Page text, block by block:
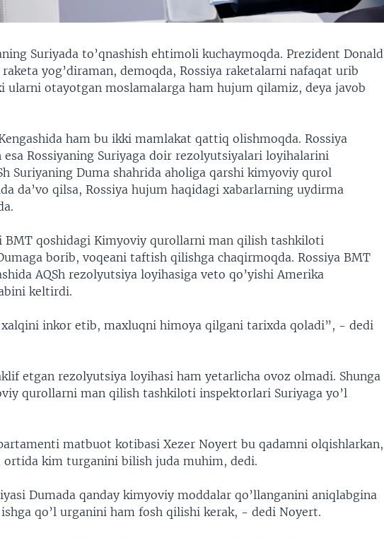
Suriyada to’qnashish ehtimoli kuchaymoqda. Prezident Donald
yog’diraman, demoqda, Rossiya raketalarni nafaqat urib
ularni otayotgan moslamalarga ham hujum qilamiz, deya javob
ham bu ikki mamlakat qattiq olishmoqda. Rossiya
esa Rossiyaning Suriyaga doir rezolyutsiyalari loyihalarini
Suriyaning Duma shahrida aholiga qarshi kimyoviy qurol
da’vo qilsa, Rossiya hujum haqidagi xabarlarning uydirma
BMT qoshidagi Kimyoviy qurollarni man qilish tashkiloti
borib, voqeani taftish qilishga chaqirmoqda. Rossiya BMT
AQSh rezolyutsiya loyihasiga veto qo’yishi Amerika
keltirdi.
xalqini inkor etib, maxluqni himoya qilgani tarixda qoladi”, - dedi
etgan rezolyutsiya loyihasi ham yetarlicha ovoz olmadi. Shunga
qurollarni man qilish tashkiloti inspektorlari Suriyaga yo’l
matbuot kotibasi Xezer Noyert bu qadamni olqishlarkan,
kim turganini bilish juda muhim, dedi.
Dumada qanday kimyoviy moddalar qo’llanganini aniqlabgina
qo’l urganini ham fosh qilishi kerak, - dedi Noyert.